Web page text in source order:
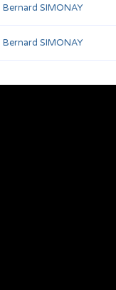
Bernard SIMONAY
Bernard SIMONAY